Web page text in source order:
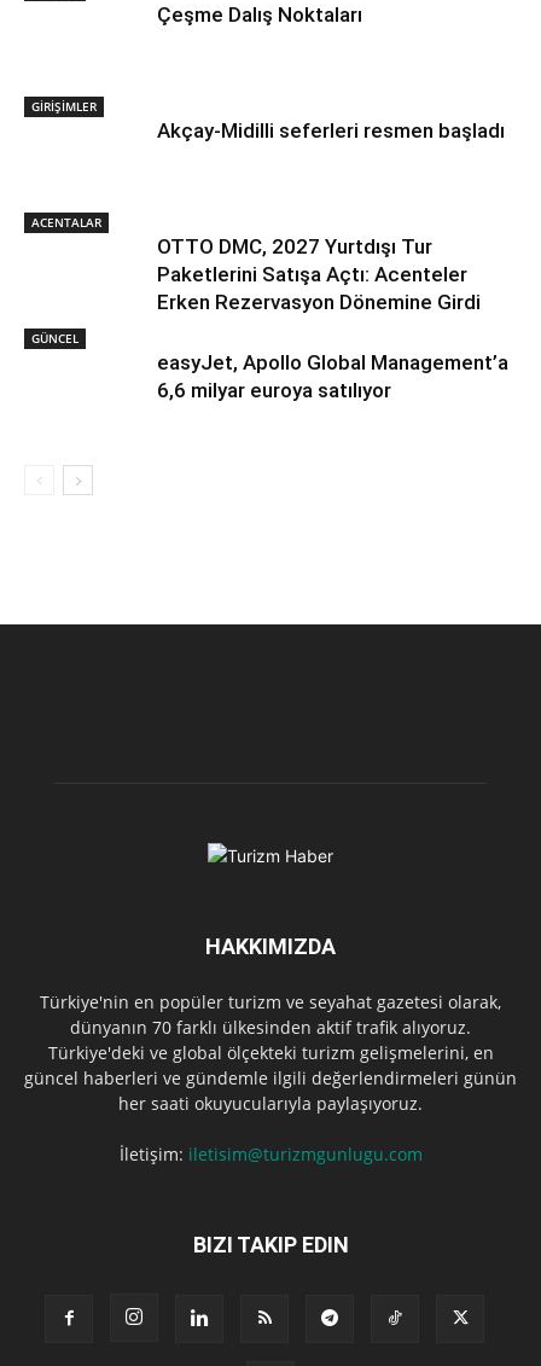
Çeşme Dalış Noktaları
GİRİŞİMLER
Akçay-Midilli seferleri resmen başladı
ACENTALAR
OTTO DMC, 2027 Yurtdışı Tur
Paketlerini Satışa Açtı: Acenteler
Erken Rezervasyon Dönemine Girdi
GÜNCEL
easyJet, Apollo Global Management’a
6,6 milyar euroya satılıyor
HAKKIMIZDA
Türkiye'nin en popüler turizm ve seyahat gazetesi olarak,
dünyanın 70 farklı ülkesinden aktif trafik alıyoruz.
Türkiye'deki ve global ölçekteki turizm gelişmelerini, en
güncel haberleri ve gündemle ilgili değerlendirmeleri günün
her saati okuyucularıyla paylaşıyoruz.
İletişim: iletisim@turizmgunlugu.com
BIZI TAKIP EDIN